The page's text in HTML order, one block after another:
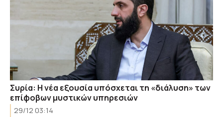
Συρία: Η νέα εξουσία υπόσχεται τη «διάλυση» των
επίφοβων μυστικών υπηρεσιών
29/12 03:14